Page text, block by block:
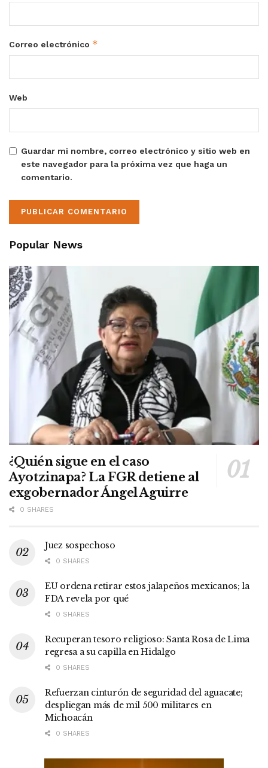
Correo electrónico *
Web
Guardar mi nombre, correo electrónico y sitio web en
este navegador para la próxima vez que haga un
comentario.
Popular News
¿Quién sigue en el caso
Ayotzinapa? La FGR detiene al
exgobernador Ángel Aguirre
0 SHARES
Juez sospechoso
0 SHARES
EU ordena retirar estos jalapeños mexicanos; la
FDA revela por qué
0 SHARES
Recuperan tesoro religioso: Santa Rosa de Lima
regresa a su capilla en Hidalgo
0 SHARES
Refuerzan cinturón de seguridad del aguacate;
despliegan más de mil 500 militares en
Michoacán
0 SHARES